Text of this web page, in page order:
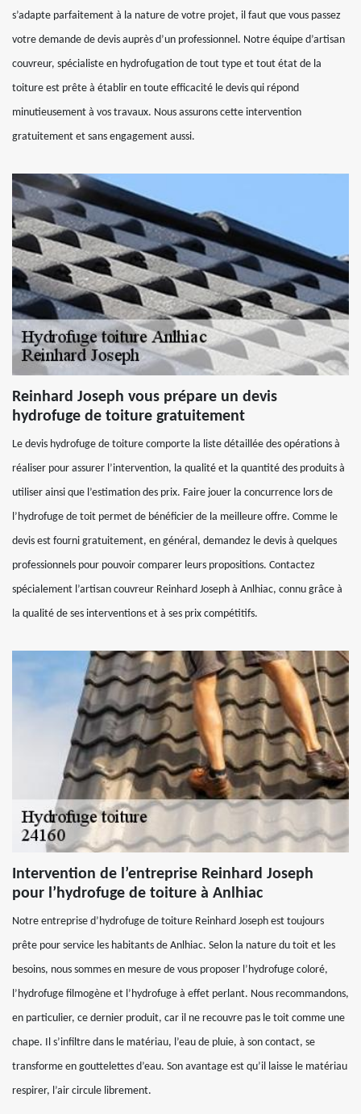
s’adapte parfaitement à la nature de votre projet, il faut que vous passez
votre demande de devis auprès d’un professionnel. Notre équipe d’artisan
couvreur, spécialiste en hydrofugation de tout type et tout état de la
toiture est prête à établir en toute efficacité le devis qui répond
minutieusement à vos travaux. Nous assurons cette intervention
gratuitement et sans engagement aussi.
Reinhard Joseph vous prépare un devis
hydrofuge de toiture gratuitement
Le devis hydrofuge de toiture comporte la liste détaillée des opérations à
réaliser pour assurer l’intervention, la qualité et la quantité des produits à
utiliser ainsi que l’estimation des prix. Faire jouer la concurrence lors de
l’hydrofuge de toit permet de bénéficier de la meilleure offre. Comme le
devis est fourni gratuitement, en général, demandez le devis à quelques
professionnels pour pouvoir comparer leurs propositions. Contactez
spécialement l’artisan couvreur Reinhard Joseph à Anlhiac, connu grâce à
la qualité de ses interventions et à ses prix compétitifs.
Intervention de l’entreprise Reinhard Joseph
pour l’hydrofuge de toiture à Anlhiac
Notre entreprise d’hydrofuge de toiture Reinhard Joseph est toujours
prête pour service les habitants de Anlhiac. Selon la nature du toit et les
besoins, nous sommes en mesure de vous proposer l’hydrofuge coloré,
l’hydrofuge filmogène et l’hydrofuge à effet perlant. Nous recommandons,
en particulier, ce dernier produit, car il ne recouvre pas le toit comme une
chape. Il s’infiltre dans le matériau, l’eau de pluie, à son contact, se
transforme en gouttelettes d’eau. Son avantage est qu’il laisse le matériau
respirer, l’air circule librement.